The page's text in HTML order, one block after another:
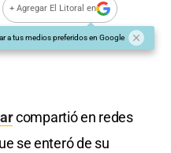
+ Agregar El Litoral en
a tus medios preferidos en Google
compartió en redes
se enteró de su